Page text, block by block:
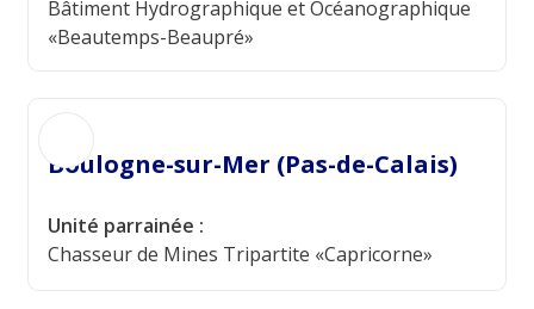
Bâtiment Hydrographique et Océanographique
«Beautemps-Beaupré»
Boulogne-sur-Mer (Pas-de-Calais)
Unité parrainée :
Chasseur de Mines Tripartite «Capricorne»